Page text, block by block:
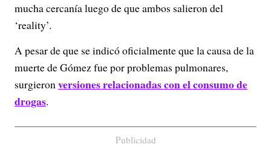
mucha cercanía luego de que ambos salieron del
‘reality’.
A pesar de que se indicó oficialmente que la causa de la
muerte de Gómez fue por problemas pulmonares,
surgieronversiones relacionadas con el consumo de
drogas.
Publicidad